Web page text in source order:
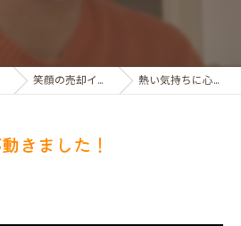
笑顔の売却インタビュー動画 熱い気持ちに心が動きました！
きました！